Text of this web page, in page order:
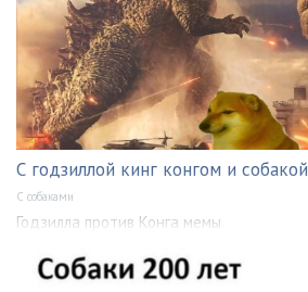
С годзиллой кинг конгом и собакой
С собаками
Годзилла против Конга мемы